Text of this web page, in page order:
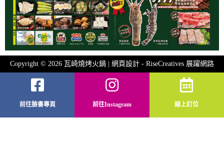
Copyright © 2026 瓦崎燒烤火鍋 | 網頁設計 - RiseCreatives 展躍網路
前往臉書專頁 前往Instagram 線上訂位